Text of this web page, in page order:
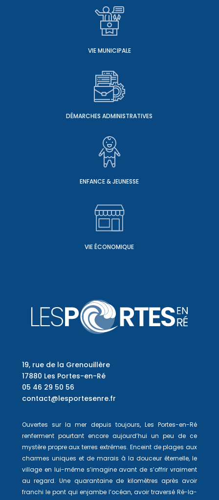
VIE MUNICIPALE
DÉMARCHES ADMINISTRATIVES
ENFANCE & JEUNESSE
VIE ÉCONOMIQUE
19, rue de la Grenouillère
17880 Les Portes-en-Ré
05 46 29 50 56
contact@lesportesenre.fr
Ouvertes sur la mer depuis toujours, Les Portes-en-Ré
renferment pourtant encore aujourd’hui un peu de ce
mystère propre aux terres extrêmes. Enceint de plages aux
charmes uniques et de marais à la douceur éternelle, le
village en lui-même s’imagine avant de s’offrir vraiment
au regard. Une quarantaine de kilomètres après avoir
franchi le pont qui enjambe l’océan, avoir traversé Ré-la-